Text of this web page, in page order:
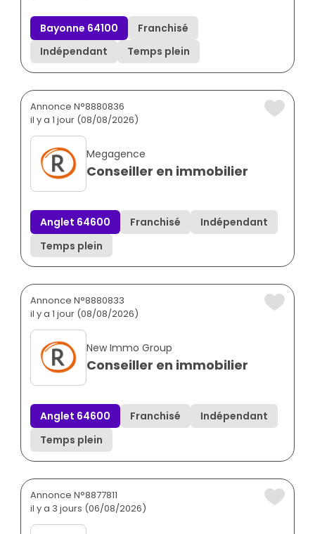
Bayonne 64100
Franchisé
Indépendant
Temps plein
Annonce N°8880836
il y a 1 jour (08/08/2026)
Megagence
Conseiller en immobilier
Anglet 64600 Franchisé
Indépendant
Temps plein
Annonce N°8880833
il y a 1 jour (08/08/2026)
New Immo Group
Conseiller en immobilier
Anglet 64600 Franchisé
Indépendant
Temps plein
Annonce N°8877811
il y a 3 jours (06/08/2026)